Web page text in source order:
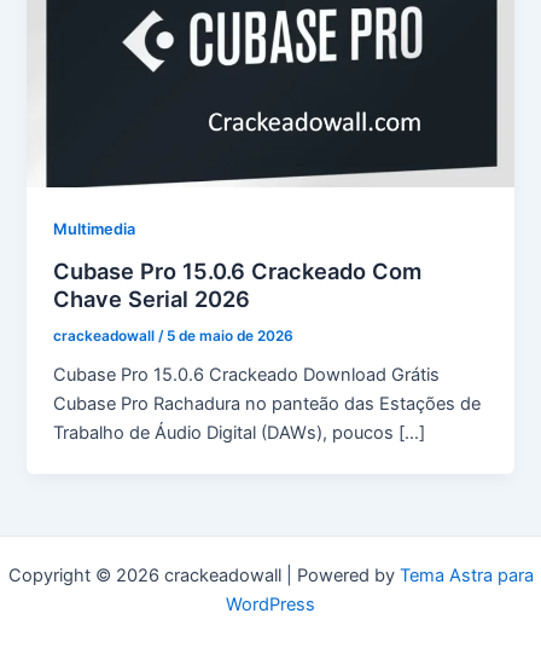
Multimedia
Cubase Pro 15.0.6 Crackeado Com
Chave Serial 2026
crackeadowall / 5 de maio de 2026
Cubase Pro 15.0.6 Crackeado Download Grátis
Cubase Pro Rachadura no panteão das Estações de
Trabalho de Áudio Digital (DAWs), poucos […]
Copyright © 2026 crackeadowall | Powered by Tema Astra para
WordPress